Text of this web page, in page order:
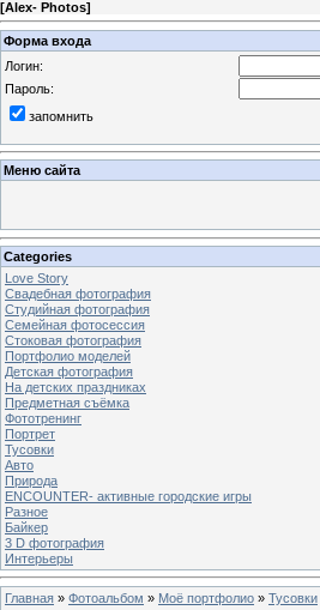
[Alex- Photos]
Форма входа
Логин:
Пароль:
запомнить
Меню сайта
Categories
Love Story
Свадебная фотография
Студийная фотография
Семейная фотосессия
Стоковая фотография
Портфолио моделей
Детская фотография
На детских праздниках
Предметная съёмка
Фототренинг
Портрет
Тусовки
Авто
Природа
ENCOUNTER- активные городские игры
Разное
Байкер
3 D фотография
Интерьеры
Главная » Фотоальбом » Моё портфолио » Тусовки